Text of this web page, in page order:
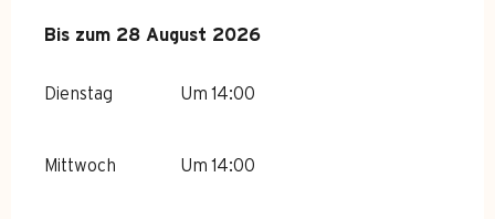
vom29 Juni 2026 bis zum
Bis zum 28 August 2026
Dienstag Um 14:00
Mittwoch Um 14:00